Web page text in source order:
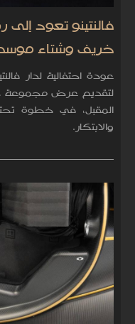
فالنتينو تعود
خريف وشتاء موسم
عودة احتفالية لدار
المقبل، في خطوة
والابتكار.